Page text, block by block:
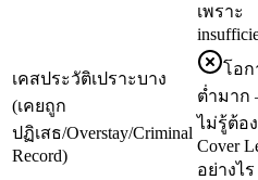
เพราะ
เคสประวัติเปราะบาง
(เคยถูก
ปฏิเสธ/Overstay/Criminal
Record)
โอก
ต่ำมาก
ไม่รู้ต้อ
Cover
อย่างไร